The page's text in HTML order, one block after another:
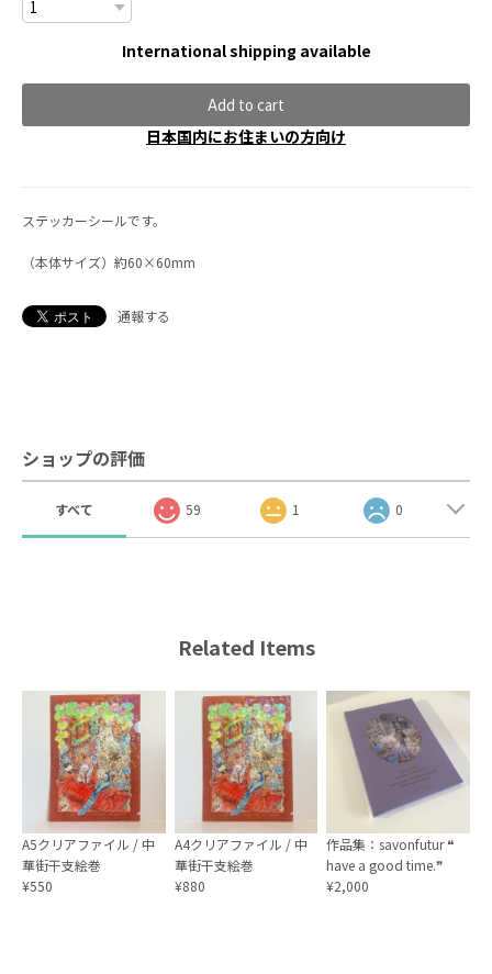
International shipping available
Add to cart
日本国内にお住まいの方向け
ステッカーシールです。
（本体サイズ）約60×60mm
通報する
ショップの評価
すべて 59 1 0
Related Items
A5クリアファイル / 中
華街干支絵巻
¥550
A4クリアファイル / 中
華街干支絵巻
¥880
作品集：savonfutur ❝
have a good time.❞
¥2,000